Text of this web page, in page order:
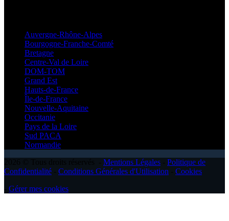
Auvergne-Rhône-Alpes
Bourgogne-Franche-Comté
Bretagne
Centre-Val de Loire
DOM-TOM
Grand Est
Hauts-de-France
Île-de-France
Nouvelle-Aquitaine
Occitanie
Pays de la Loire
Sud PACA
Normandie
Mentions Légales
Politique de
Confidentialité
Conditions Générales d'Utilisation
Cookies
Gérer mes cookies